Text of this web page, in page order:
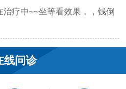
治疗中~~坐等看效果，，钱倒
某些医院的医生，脾气大死
线问诊